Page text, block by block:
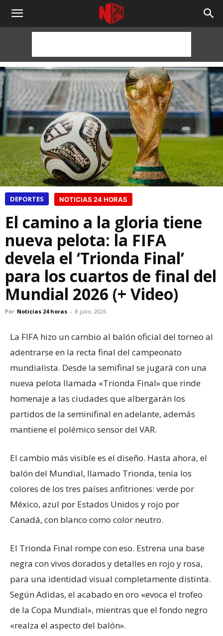
NOTICIAS
HORAS
DEPORTES NOTICIAS 24 HORAS
El camino a la gloria tiene
nueva pelota: la FIFA
devela el ‘Trionda Final’
para los cuartos de final del
Mundial 2026 (+ Video)
Por Noticias 24 horas - 8 julio, 2026
La FIFA hizo un cambio al balón oficial del torneo al
adentrarse en la recta final del campeonato
mundialista. Desde la semifinal se jugará con una
nueva pelota llamada «Trionda Final» que rinde
homenaje a las ciudades que albergarán los
partidos de la seminifinal en adelante, además
mantiene el polémico sensor del VAR.
El cambio más visible es el diseño. Hasta ahora, el
balón del Mundial, llamado Trionda, tenía los
colores de los tres países anfitriones: verde por
México, azul por Estados Unidos y rojo por
Canadá, con blanco como color neutro.
El Trionda Final rompe con eso. Estrena una base
negra con vivos dorados y detalles en rojo y rosa,
para una identidad visual completamente distinta.
Según Adidas, el acabado en oro «evoca el trofeo
de la Copa Mundial», mientras que el fondo negro
«realza el aspecto del balón».